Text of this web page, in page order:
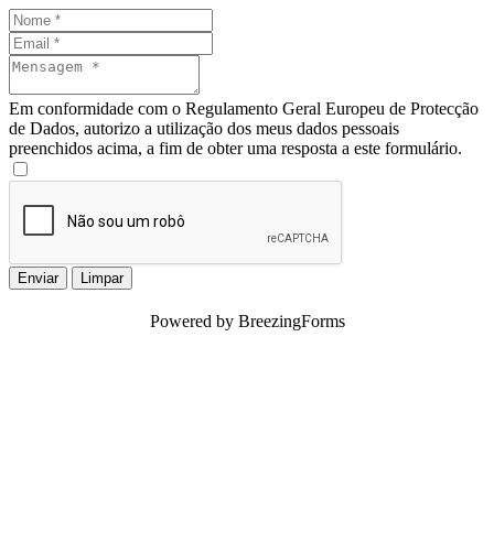
Em conformidade com o Regulamento Geral Europeu de Protecção
de Dados, autorizo a utilização dos meus dados pessoais
preenchidos acima, a fim de obter uma resposta a este formulário.
Enviar Limpar
Powered by BreezingForms